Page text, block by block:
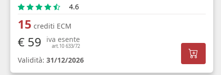
4.6
15 crediti ECM
€ 59 iva esente
art.10 633/72
Validità: 31/12/2026